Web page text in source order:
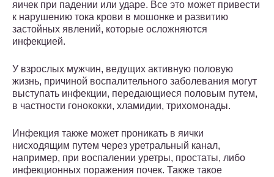
яичек при падении или ударе. Все это может привести
к нарушению тока крови в мошонке и развитию
застойных явлений, которые осложняются
инфекцией.
У взрослых мужчин, ведущих активную половую
жизнь, причиной воспалительного заболевания могут
выступать инфекции, передающиеся половым путем,
в частности гонококки, хламидии, трихомонады.
Инфекция также может проникать в яички
нисходящим путем через уретральный канал,
например, при воспалении уретры, простаты, либо
инфекционных поражения почек. Также такое